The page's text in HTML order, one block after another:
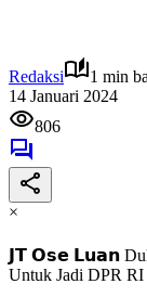
Redaksi
1 min
14 Januari 2024
806
×
𝗝𝗧 𝗢𝘀𝗲 𝗟𝘂𝗮𝗻
Untuk Jadi DPR RI